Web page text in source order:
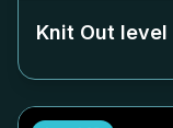
Knit Out level